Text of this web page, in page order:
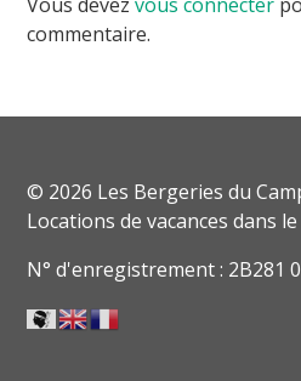
commentaire.
© 2026 Les Bergeries du
Locations de vacances dans
N° d'enregistrement : 2B281